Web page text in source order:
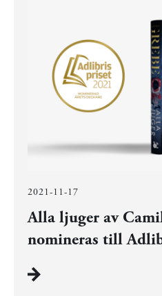
2021-11-17
Alla ljuger av
nomineras till